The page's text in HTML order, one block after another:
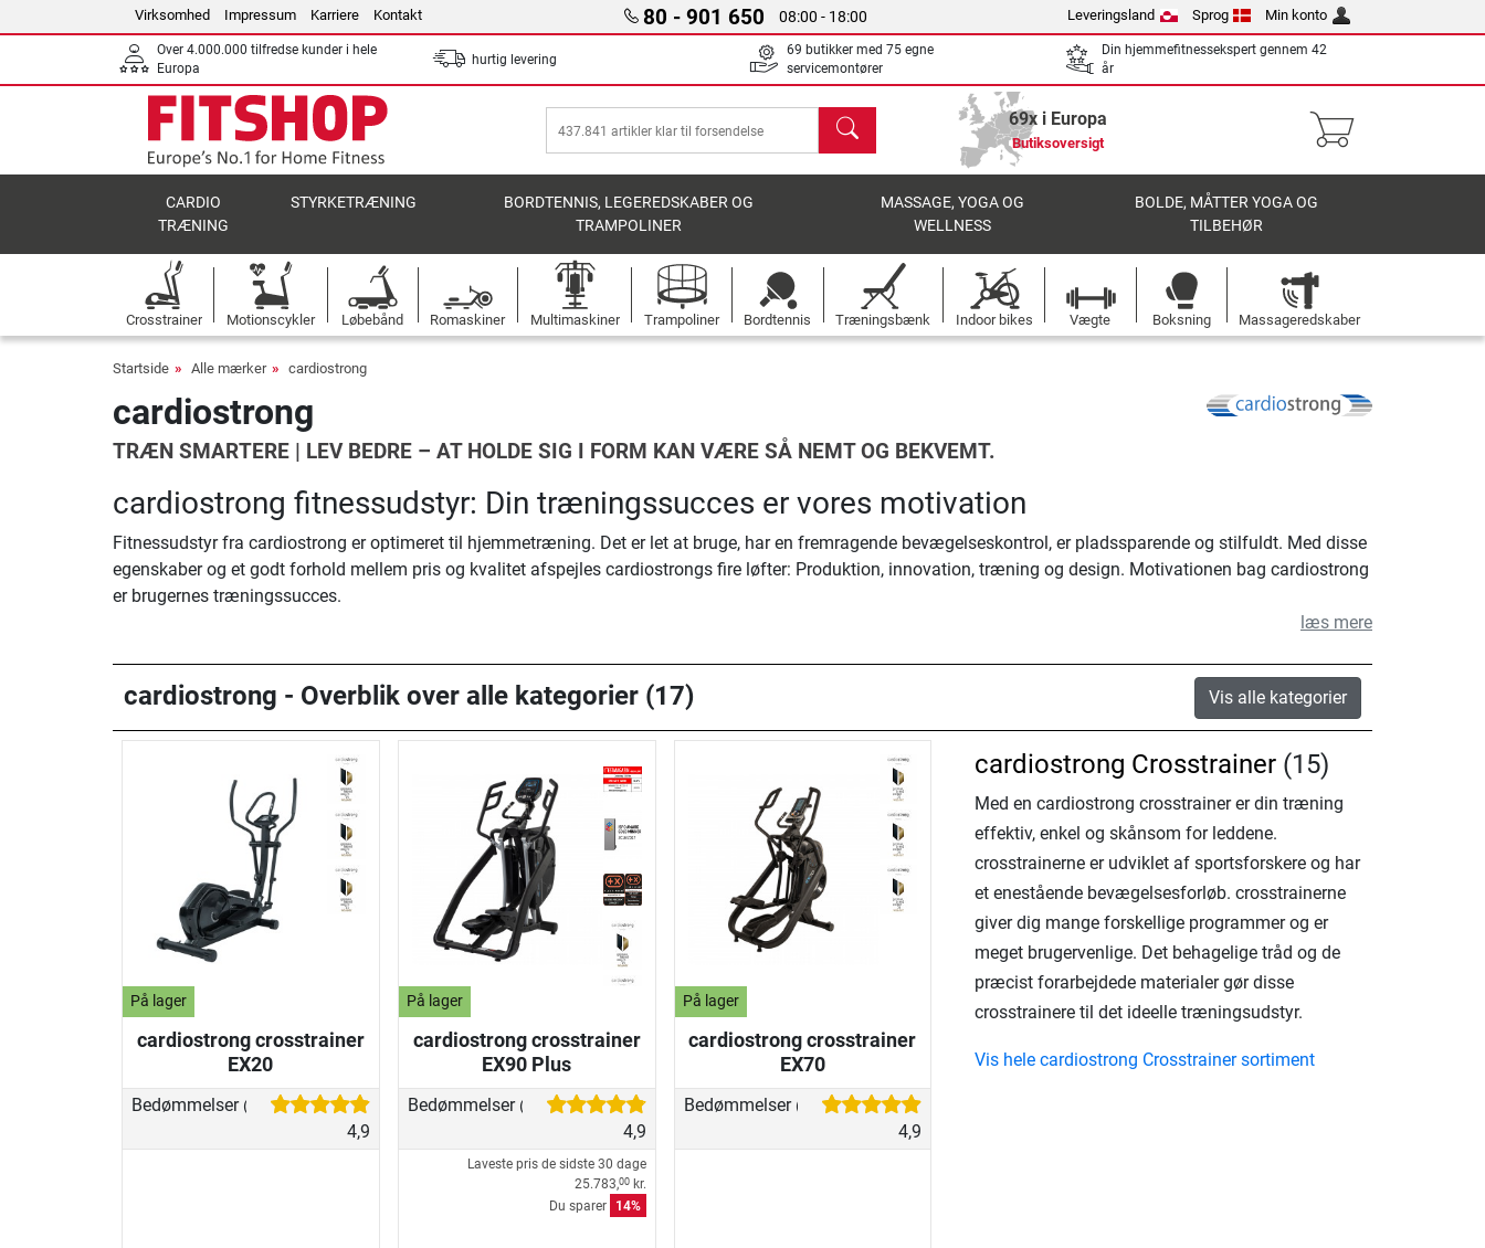
Virksomhed Impressum Karriere Kontakt 80 - 901 650 08:00 - 18:00 Leveringsland Sprog Min konto
Over 4.000.000 tilfredse kunder i hele
Europa
hurtig levering
69 butikker med 75 egne
servicemontører
Din hjemmefitnessekspert gennem 42
år
søg 69x i Europa
Butiksoversigt
CARDIO
TRÆNING
STYRKETRÆNING
BORDTENNIS, LEGEREDSKABER OG
TRAMPOLINER
MASSAGE, YOGA OG
WELLNESS
BOLDE, MÅTTER YOGA OG
TILBEHØR
Crosstrainer Motionscykler Løbebånd Romaskiner Multimaskiner Trampoliner Bordtennis Træningsbænk Indoor bikes Vægte Boksning Massageredskaber
Startside Alle mærker cardiostrong
cardiostrong
TRÆN SMARTERE | LEV BEDRE – AT HOLDE SIG I FORM KAN VÆRE SÅ NEMT OG BEKVEMT.
cardiostrong fitnessudstyr: Din træningssucces er vores motivation
Fitnessudstyr fra cardiostrong er optimeret til hjemmetræning. Det er let at bruge, har en fremragende bevægelseskontrol, er pladssparende og stilfuldt. Med disse
egenskaber og et godt forhold mellem pris og kvalitet afspejles cardiostrongs fire løfter: Produktion, innovation, træning og design. Motivationen bag cardiostrong
er brugernes træningssucces.
læs mere
cardiostrong - Overblik over alle kategorier (17) Vis alle kategorier
På lager
cardiostrong crosstrainer
EX20
Bedømmelser (62)
4,9
På lager
cardiostrong crosstrainer
EX90 Plus
Bedømmelser (83)
4,9
Laveste pris de sidste 30 dage
25.783,00kr.
Du sparer
14%
På lager
cardiostrong crosstrainer
EX70
Bedømmelser (56)
4,9
cardiostrong Crosstrainer (15)
Med en cardiostrong crosstrainer er din træning
effektiv, enkel og skånsom for leddene.
crosstrainerne er udviklet af sportsforskere og har
et enestående bevægelsesforløb. crosstrainerne
giver dig mange forskellige programmer og er
meget brugervenlige. Det behagelige tråd og de
præcist forarbejdede materialer gør disse
crosstrainere til det ideelle træningsudstyr.
Vis hele cardiostrong Crosstrainer sortiment